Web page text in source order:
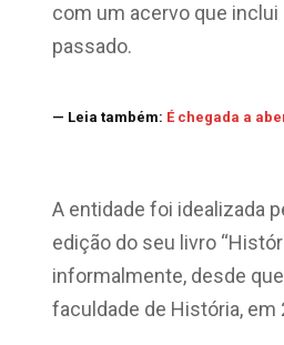
com um acervo que
passado.
— Leia também: É chegada a
A entidade foi idealizada
edição do seu livro
informalmente, desde
faculdade de História, em